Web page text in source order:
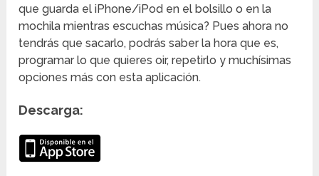
que guarda el iPhone/iPod en el bolsillo o en la
mochila mientras escuchas música? Pues ahora no
tendrás que sacarlo, podrás saber la hora que es,
programar lo que quieres oir, repetirlo y muchísimas
opciones más con esta aplicación.
Descarga: